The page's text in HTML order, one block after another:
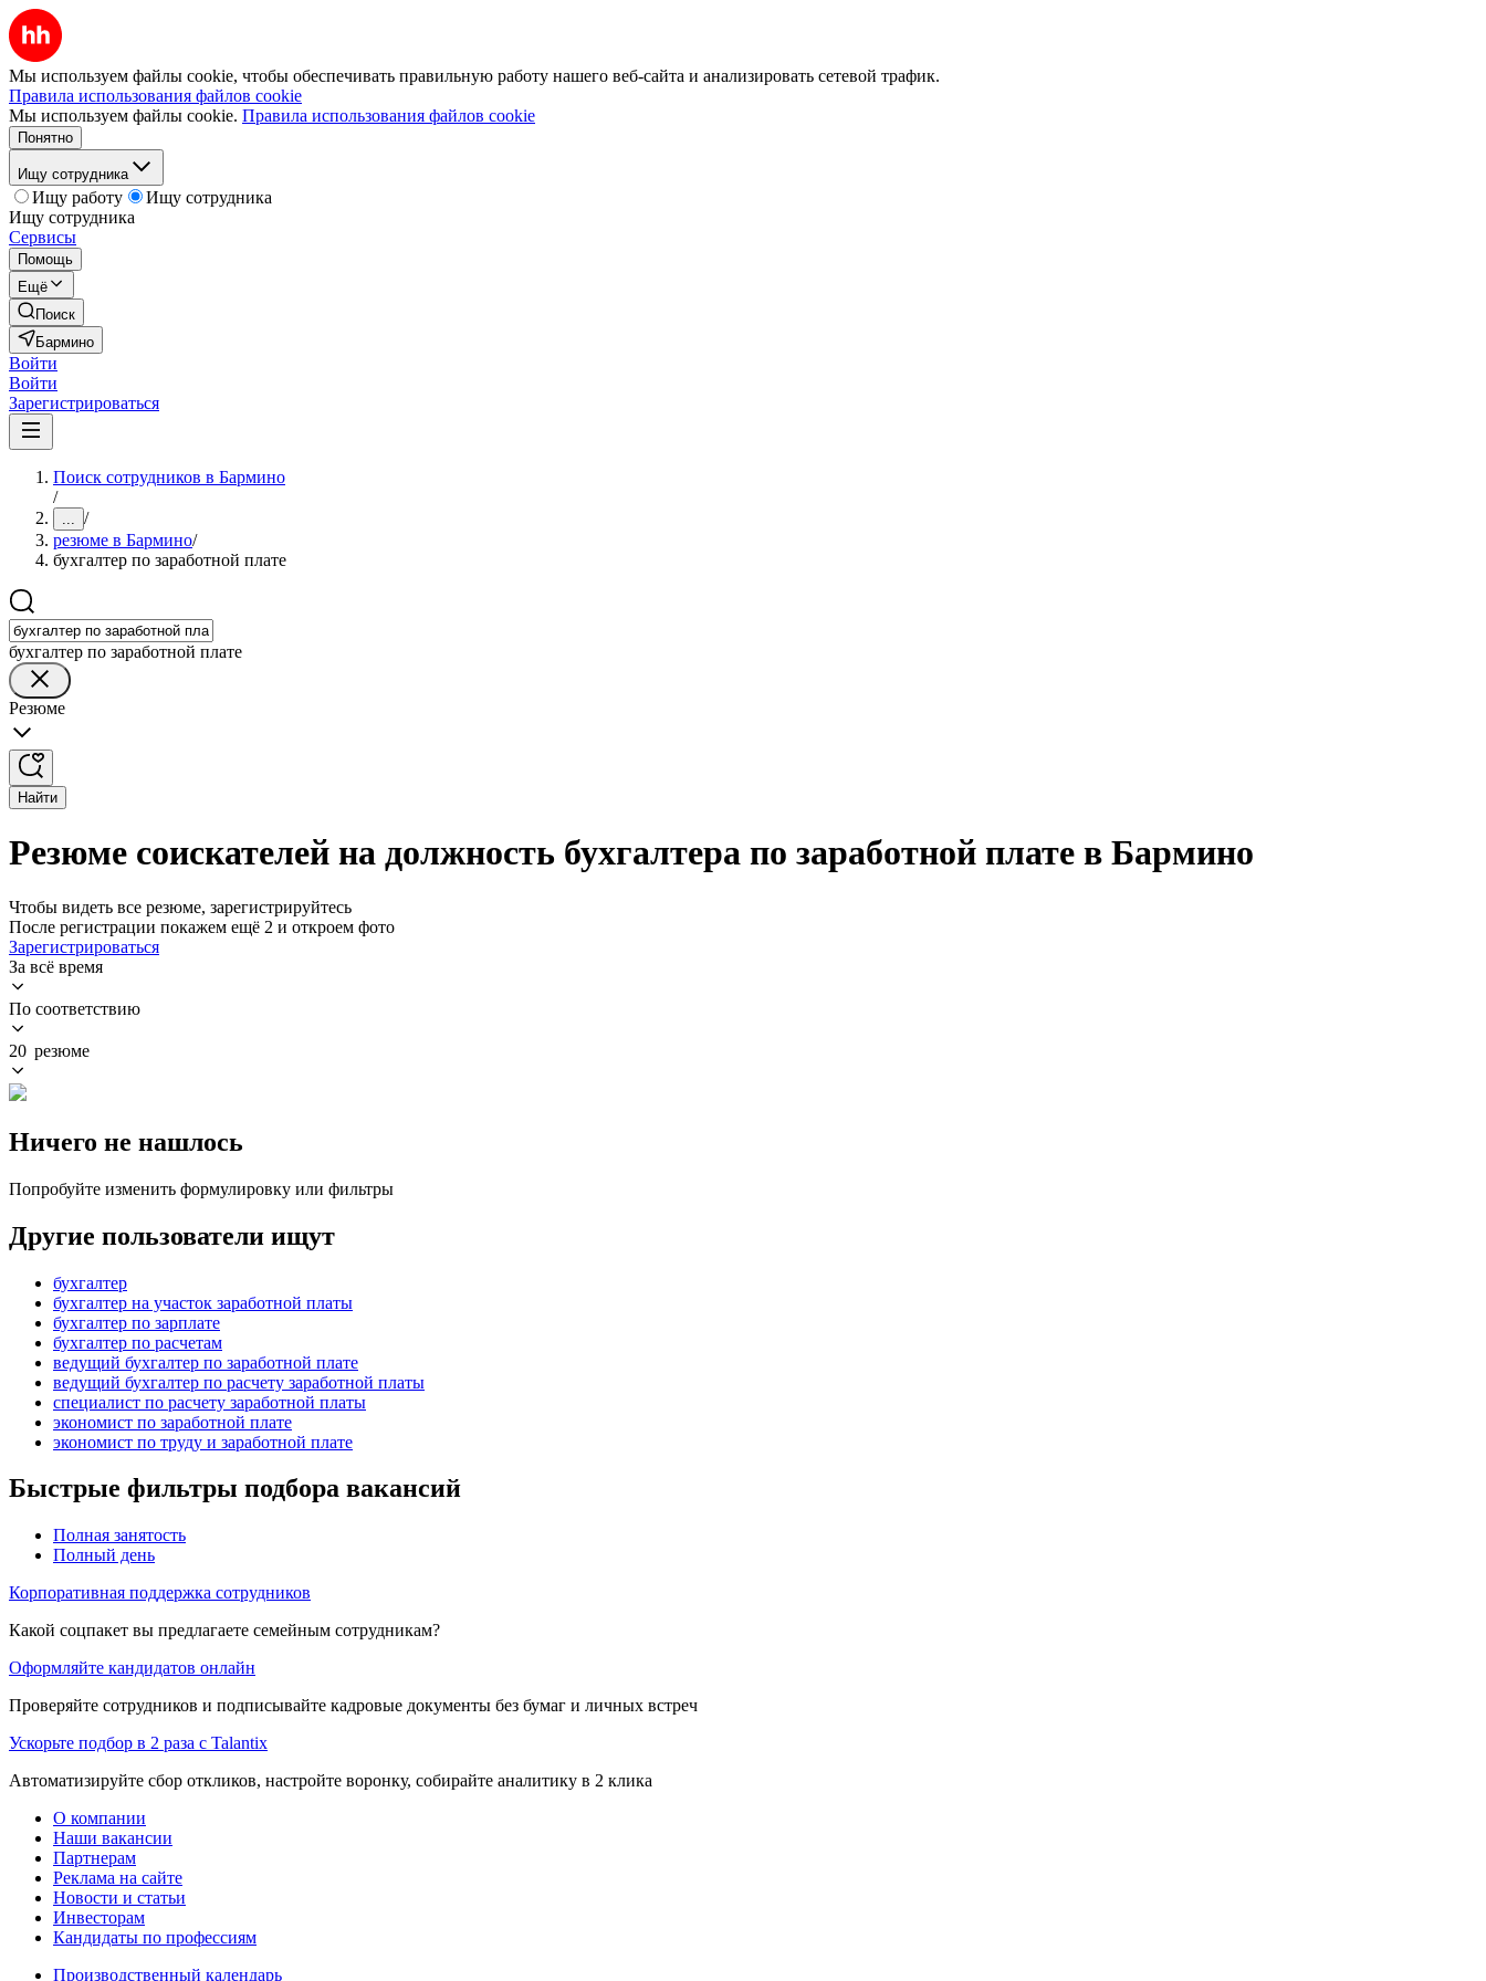
Мы используем файлы cookie, чтобы обеспечивать правильную работу нашего веб-сайта и анализировать сетевой трафик.
Правила использования файлов cookie
Мы используем файлы cookie. Правила использования файлов cookie
Понятно
Ищу сотрудника
Ищу работу
Ищу сотрудника
Ищу сотрудника
Сервисы
Помощь
Ещё
Поиск
Бармино
Войти
Войти
Зарегистрироваться
Поиск сотрудников в Бармино
/
... /
резюме в Бармино/
бухгалтер по заработной плате
бухгалтер по заработной плате
Резюме
Найти
Резюме соискателей на должность бухгалтера по заработной плате в Бармино
Чтобы видеть все резюме, зарегистрируйтесь
После регистрации покажем ещё 2 и откроем фото
Зарегистрироваться
За всё время
По соответствию
20 резюме
Ничего не нашлось
Попробуйте изменить формулировку или фильтры
Другие пользователи ищут
бухгалтер
бухгалтер на участок заработной платы
бухгалтер по зарплате
бухгалтер по расчетам
ведущий бухгалтер по заработной плате
ведущий бухгалтер по расчету заработной платы
специалист по расчету заработной платы
экономист по заработной плате
экономист по труду и заработной плате
Быстрые фильтры подбора вакансий
Полная занятость
Полный день
Корпоративная поддержка сотрудников
Какой соцпакет вы предлагаете семейным сотрудникам?
Оформляйте кандидатов онлайн
Проверяйте сотрудников и подписывайте кадровые документы без бумаг и личных встреч
Ускорьте подбор в 2 раза с Talantix
Автоматизируйте сбор откликов, настройте воронку, собирайте аналитику в 2 клика
О компании
Наши вакансии
Партнерам
Реклама на сайте
Новости и статьи
Инвесторам
Кандидаты по профессиям
Производственный календарь